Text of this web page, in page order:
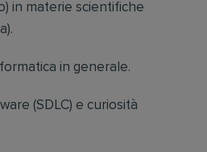
in materie scientifiche
in generale.
(SDLC) e curiosità